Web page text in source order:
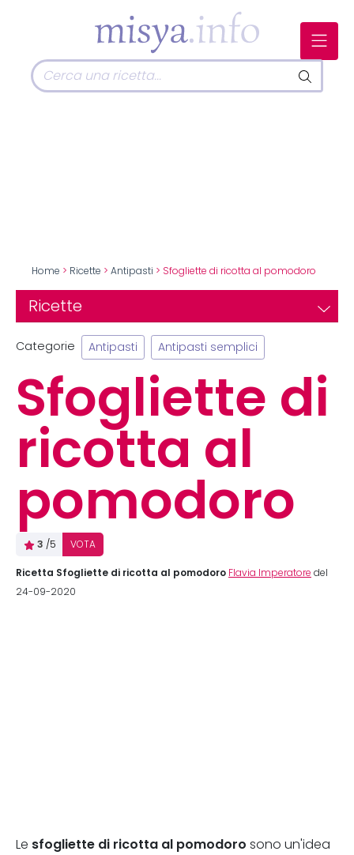
Home > Ricette > Antipasti > Sfogliette di ricotta al pomodoro
Ricette
Categorie Antipasti Antipasti semplici
Sfogliette di
ricotta al
pomodoro
3 /5 VOTA
Ricetta Sfogliette di ricotta al pomodoro Flavia Imperatore del
24-09-2020
Le sfogliette di ricotta al pomodoro sono un'idea